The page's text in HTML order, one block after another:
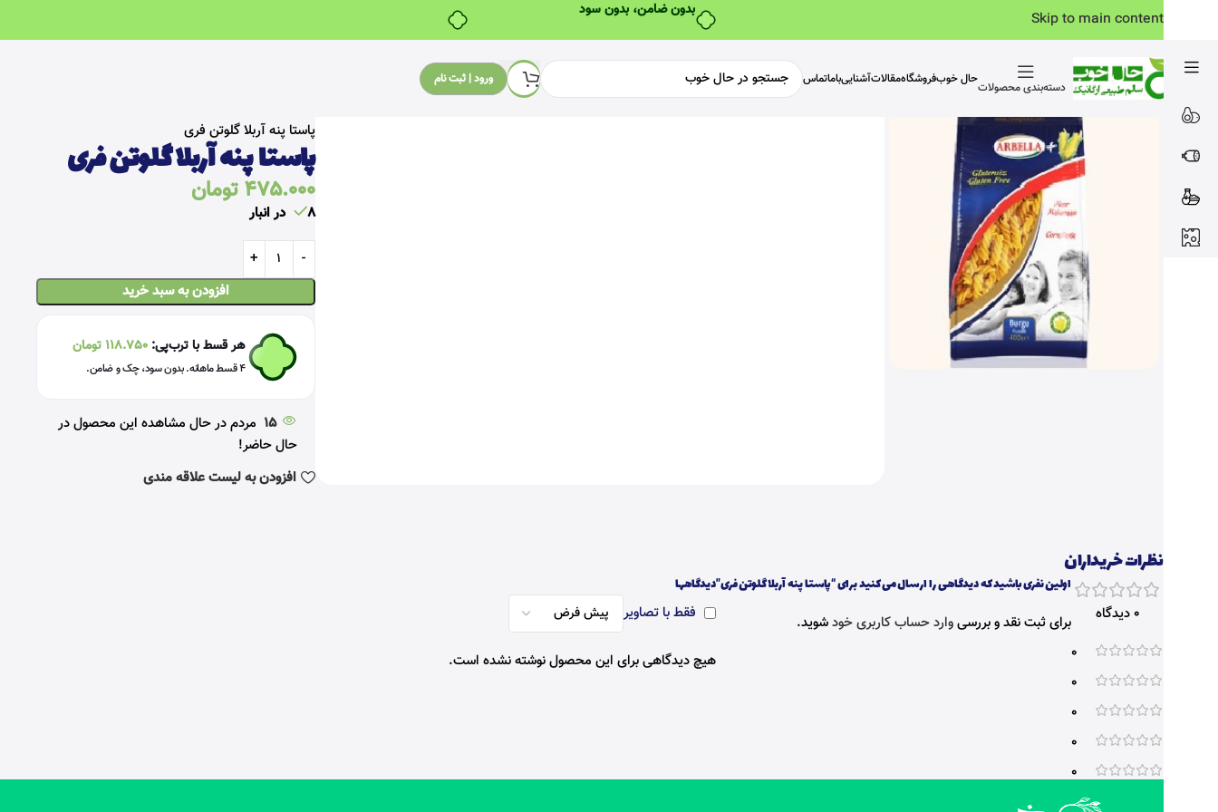
بدون ضامن، بدون سود Skip to main content
دسته‌بندی محصولات
حال خوبفروشگاهمقالاتآشنایی‌باماتماس ورود | ثبت نام
پاستا پنه آربلا گلوتن فری
پاستا پنه آربلا گلوتن فری
475.000 تومان
8 در انبار
افزودن به سبد خرید
هر قسط با ترب‌پی:118.750 تومان
۴ قسط ماهانه. بدون سود، چک و ضامن.
15 مردم در حال مشاهده این محصول در
حال حاضر!
افزودن به لیست علاقه مندی
نظرات خریداران
0 دیدگاه
0
0
0
0
0
دیدگاهها
فقط با تصاویر
هیچ دیدگاهی برای این محصول نوشته نشده است.
اولین نفری باشید که دیدگاهی را ارسال می کنید برای “پاستا پنه آربلا گلوتن فری”
برای ثبت نقد و بررسیوارد حساب کاربری خودشوید.